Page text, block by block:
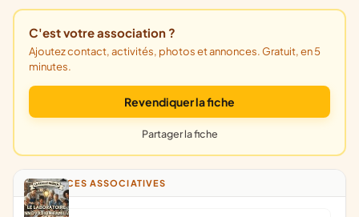
C'est votre association ?
Ajoutez contact, activités, photos et annonces. Gratuit, en 5
minutes.
Revendiquer la fiche
Partager la fiche
ANNONCES ASSOCIATIVES